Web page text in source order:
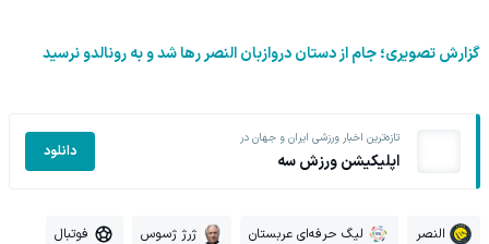
گزارش تصویری؛ جام از دستان دروازبان النصر رها شد و به رونالدو نرسید
تازه‌ترین اخبار ورزشی ایران و جهان در
اپلیکیشن ورزش سه دانلود
النصر لیگ حرفه‌ای عربستان ژرژ ژسوس فوتبال